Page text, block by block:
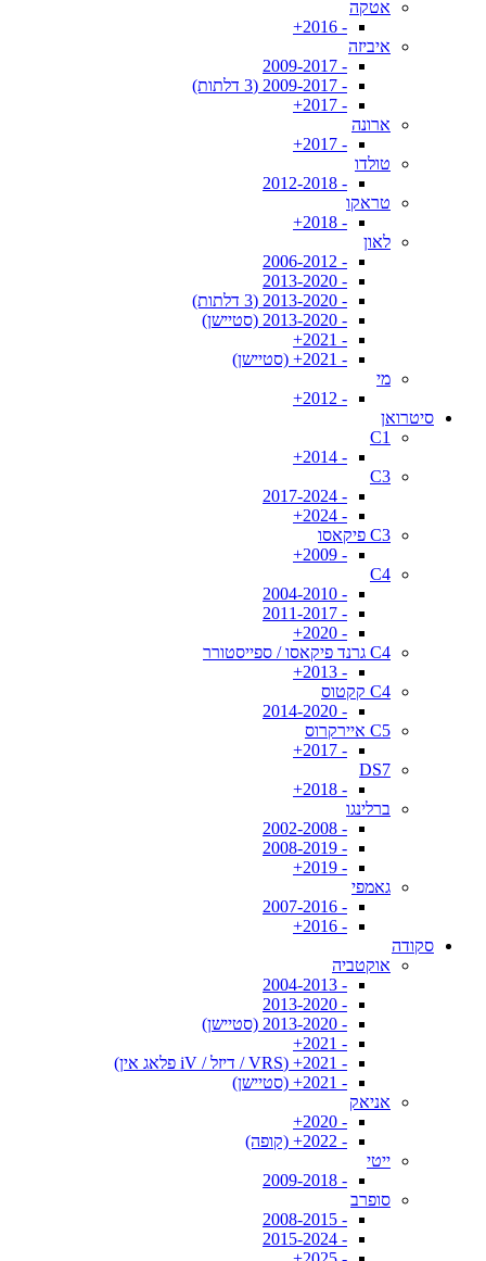
אטקה
- 2016+
איביזה
- 2009-2017
- 2009-2017 (3 דלתות)
- 2017+
ארונה
- 2017+
טולדו
- 2012-2018
טראקו
- 2018+
לאון
- 2006-2012
- 2013-2020
- 2013-2020 (3 דלתות)
- 2013-2020 (סטיישן)
- 2021+
- 2021+ (סטיישן)
מי
- 2012+
סיטרואן
C1
- 2014+
C3
- 2017-2024
- 2024+
C3 פיקאסו
- 2009+
C4
- 2004-2010
- 2011-2017
- 2020+
C4 גרנד פיקאסו / ספייסטורר
- 2013+
C4 קקטוס
- 2014-2020
C5 איירקרוס
- 2017+
DS7
- 2018+
ברלינגו
- 2002-2008
- 2008-2019
- 2019+
גאמפי
- 2007-2016
- 2016+
סקודה
אוקטביה
- 2004-2013
- 2013-2020
- 2013-2020 (סטיישן)
- 2021+
- 2021+ (VRS / דיזל / iV פלאג אין)
- 2021+ (סטיישן)
אניאק
- 2020+
- 2022+ (קופה)
ייטי
- 2009-2018
סופרב
- 2008-2015
- 2015-2024